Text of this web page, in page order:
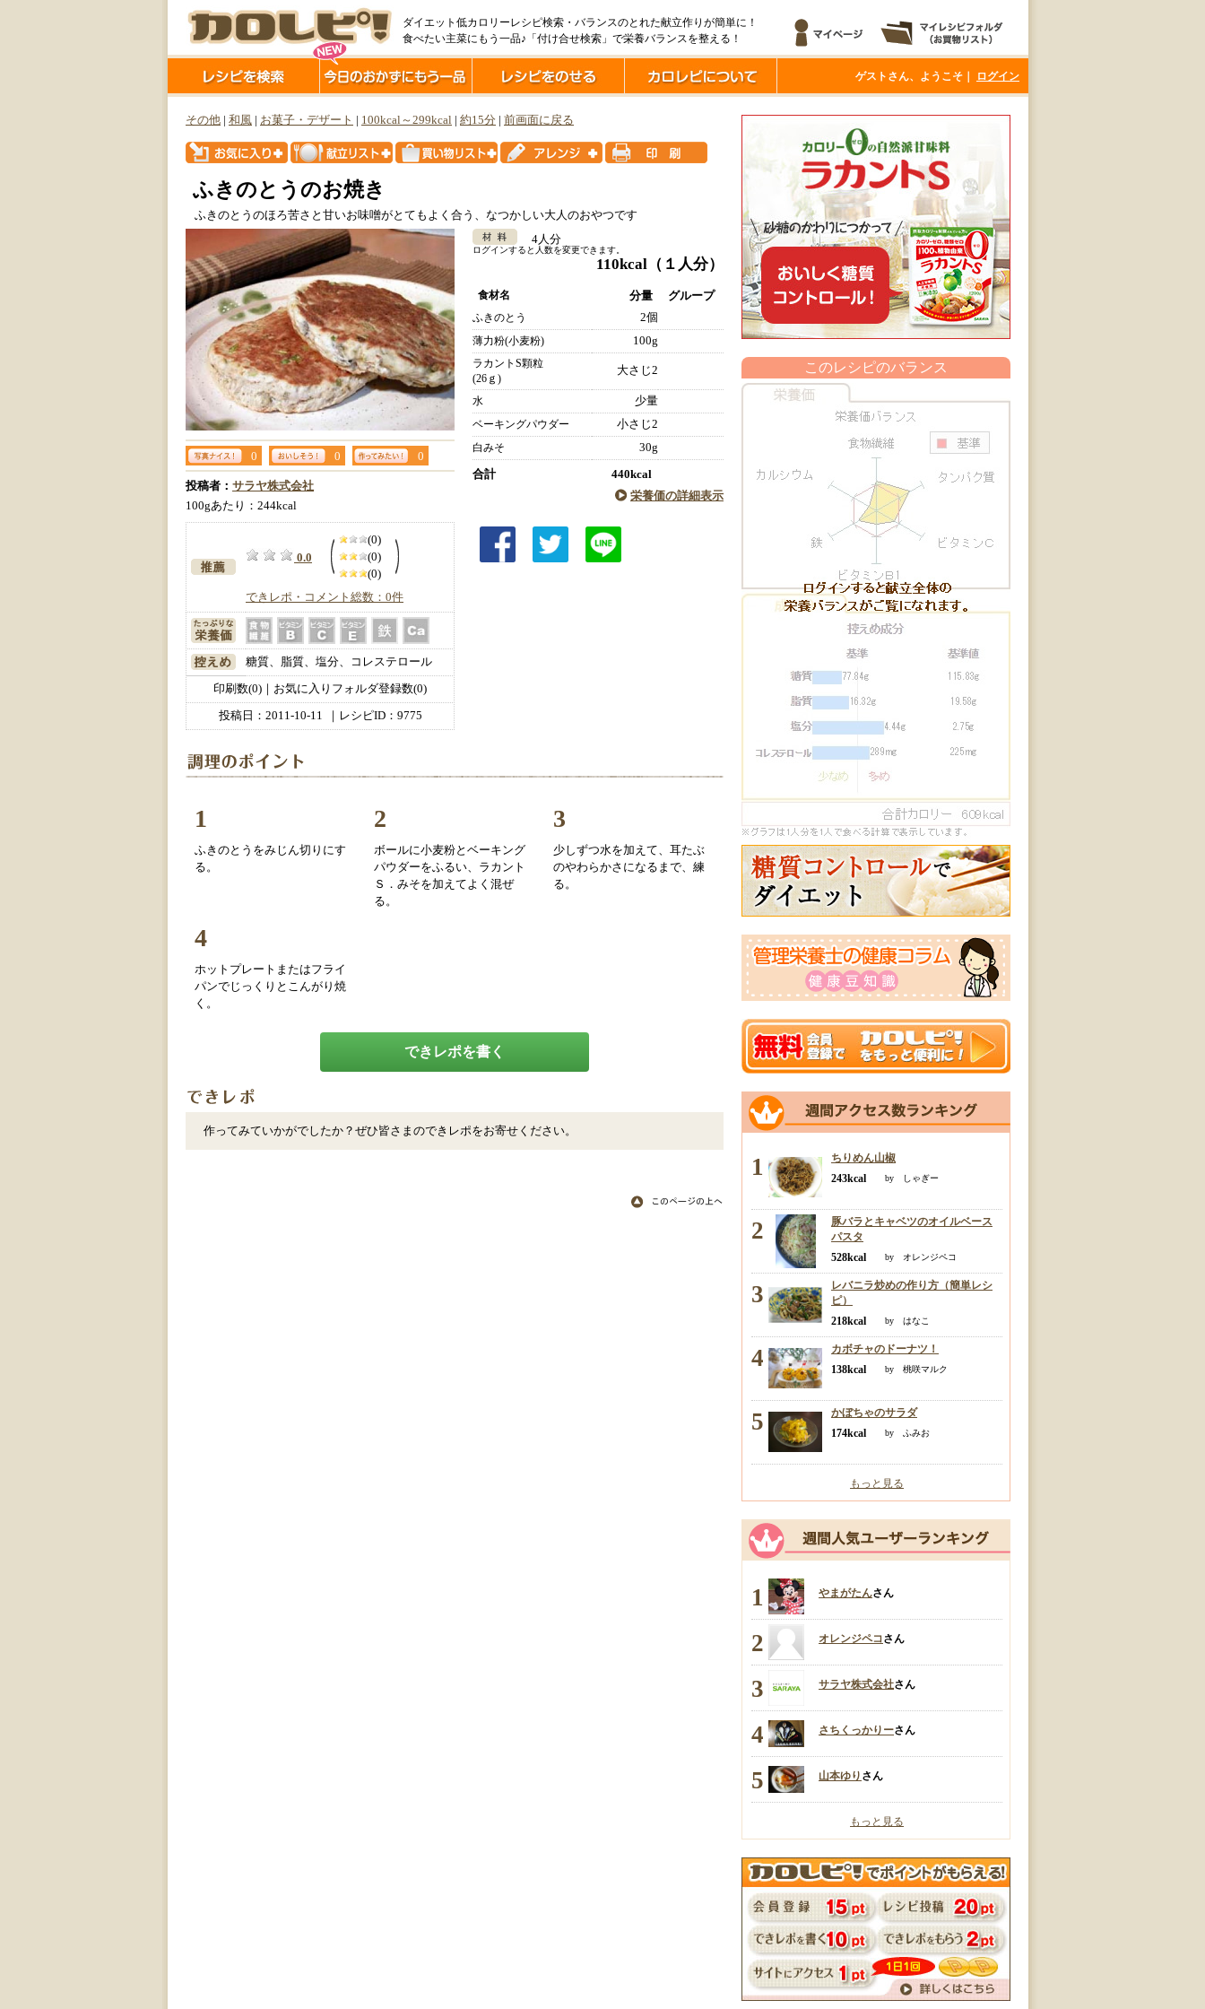
ダイエット低カロリーレシピ検索・バランスのとれた献立作りが簡単に！
食べたい主菜にもう一品♪「付け合せ検索」で栄養バランスを整える！
ゲストさん、ようこそ｜ ログイン
その他 和風 お菓子・デザート 100kcal～299kcal 約15分 前画面に戻る
ふきのとうのお焼き
ふきのとうのほろ苦さと甘いお味噌がとてもよく合う、なつかしい大人のおやつです
0 0 0
投稿者： サラヤ株式会社
100gあたり：244kcal
0.0
(0)
(0)
(0)
できレポ・コメント総数：0件
糖質、脂質、塩分、コレステロール
印刷数(0)｜お気に入りフォルダ登録数(0)
投稿日： 2011-10-11 ｜レシピID：9775
4人分
ログインすると人数を変更できます。
110kcal （１人分）
食材名 分量 グループ
ふきのとう 2個
薄力粉(小麦粉) 100g
ラカントS顆粒
(26ｇ)
大さじ2
水 少量
ベーキングパウダー 小さじ2
白みそ 30g
合計
440kcal
栄養価の詳細表示
1
ふきのとうをみじん切りにす
る。
2
ボールに小麦粉とベーキング
パウダーをふるい、ラカント
Ｓ．みそを加えてよく混ぜ
る。
3
少しずつ水を加えて、耳たぶ
のやわらかさになるまで、練
る。
4
ホットプレートまたはフライ
パンでじっくりとこんがり焼
く。
できレポを書く
作ってみていかがでしたか？ぜひ皆さまのできレポをお寄せください。
このレシピのバランス
1
ちりめん山椒
243kcal
by しゃぎー
2
豚バラとキャベツのオイルベース
パスタ
528kcal
by オレンジペコ
3
レバニラ炒めの作り方（簡単レシ
ピ）
218kcal
by はなこ
4
カボチャのドーナツ！
138kcal
by 桃咲マルク
5
かぼちゃのサラダ
174kcal
by ふみお
もっと見る
1 やまがたんさん
2 オレンジペコさん
3 サラヤ株式会社さん
4 さちくっかりーさん
5 山本ゆり さん
もっと見る